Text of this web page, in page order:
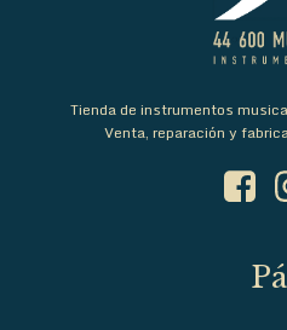
Tienda de instrumentos
Venta, reparación y